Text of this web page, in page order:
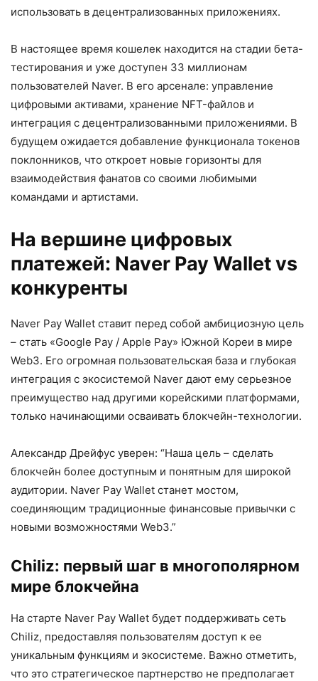
использовать в децентрализованных приложениях.
В настоящее время кошелек находится на стадии бета-
тестирования и уже доступен 33 миллионам
пользователей Naver. В его арсенале: управление
цифровыми активами, хранение NFT-файлов и
интеграция с децентрализованными приложениями. В
будущем ожидается добавление функционала токенов
поклонников, что откроет новые горизонты для
взаимодействия фанатов со своими любимыми
командами и артистами.
На вершине цифровых
платежей: Naver Pay Wallet vs
конкуренты
Naver Pay Wallet ставит перед собой амбициозную цель
– стать «Google Pay / Apple Pay» Южной Кореи в мире
Web3. Его огромная пользовательская база и глубокая
интеграция с экосистемой Naver дают ему серьезное
преимущество над другими корейскими платформами,
только начинающими осваивать блокчейн-технологии.
Александр Дрейфус уверен: “Наша цель – сделать
блокчейн более доступным и понятным для широкой
аудитории. Naver Pay Wallet станет мостом,
соединяющим традиционные финансовые привычки с
новыми возможностями Web3.”
Chiliz: первый шаг в многополярном
мире блокчейна
На старте Naver Pay Wallet будет поддерживать сеть
Chiliz, предоставляя пользователям доступ к ее
уникальным функциям и экосистеме. Важно отметить,
что это стратегическое партнерство не предполагает